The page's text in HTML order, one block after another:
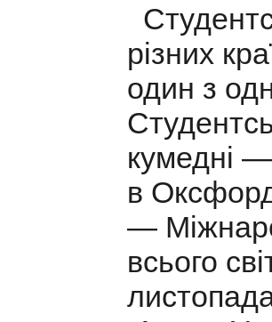
різних
один з
кумедні —
в
—
всього